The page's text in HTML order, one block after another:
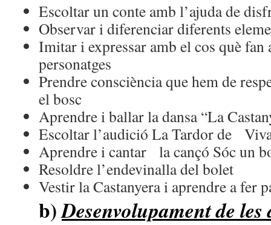
Escoltar un conte amb l’ajuda de
Observar i diferenciar diferents
Imitar i expressar amb el cos què fan
personatges
Prendre consciència que hem de
el bosc
Aprendre i ballar la dansa “La
Escoltar l’audició La Tardor de
Aprendre i cantar la cançó Sóc un
Resoldre l’endevinalla del bolet
Vestir la Castanyera i aprendre a fer
b)Desenvolupament de